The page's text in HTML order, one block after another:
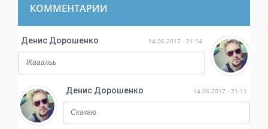
КОММЕНТАРИИ
Денис Дорошенко 14.06.2017 - 21:14
Жааальь
Денис Дорошенко 14.06.2017 - 21:11
Скачаю